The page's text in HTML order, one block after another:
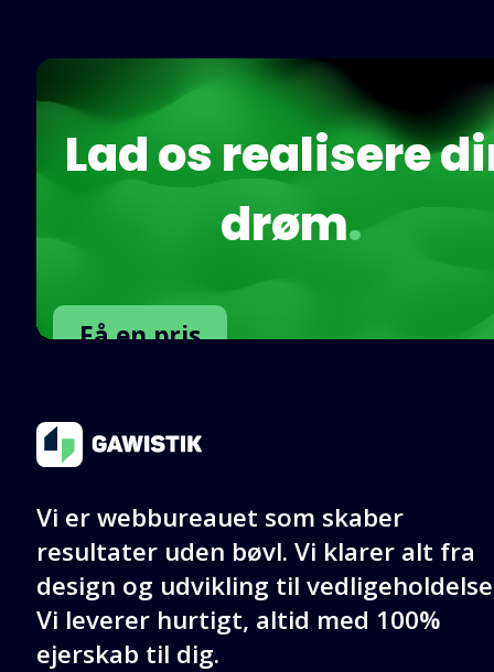
Lad os realisere
drøm.
Få en pris
Vi er webbureauet som skaber
resultater uden bøvl. Vi klarer alt fra
design og udvikling til
Vi leverer hurtigt, altid med 100%
ejerskab til dig.